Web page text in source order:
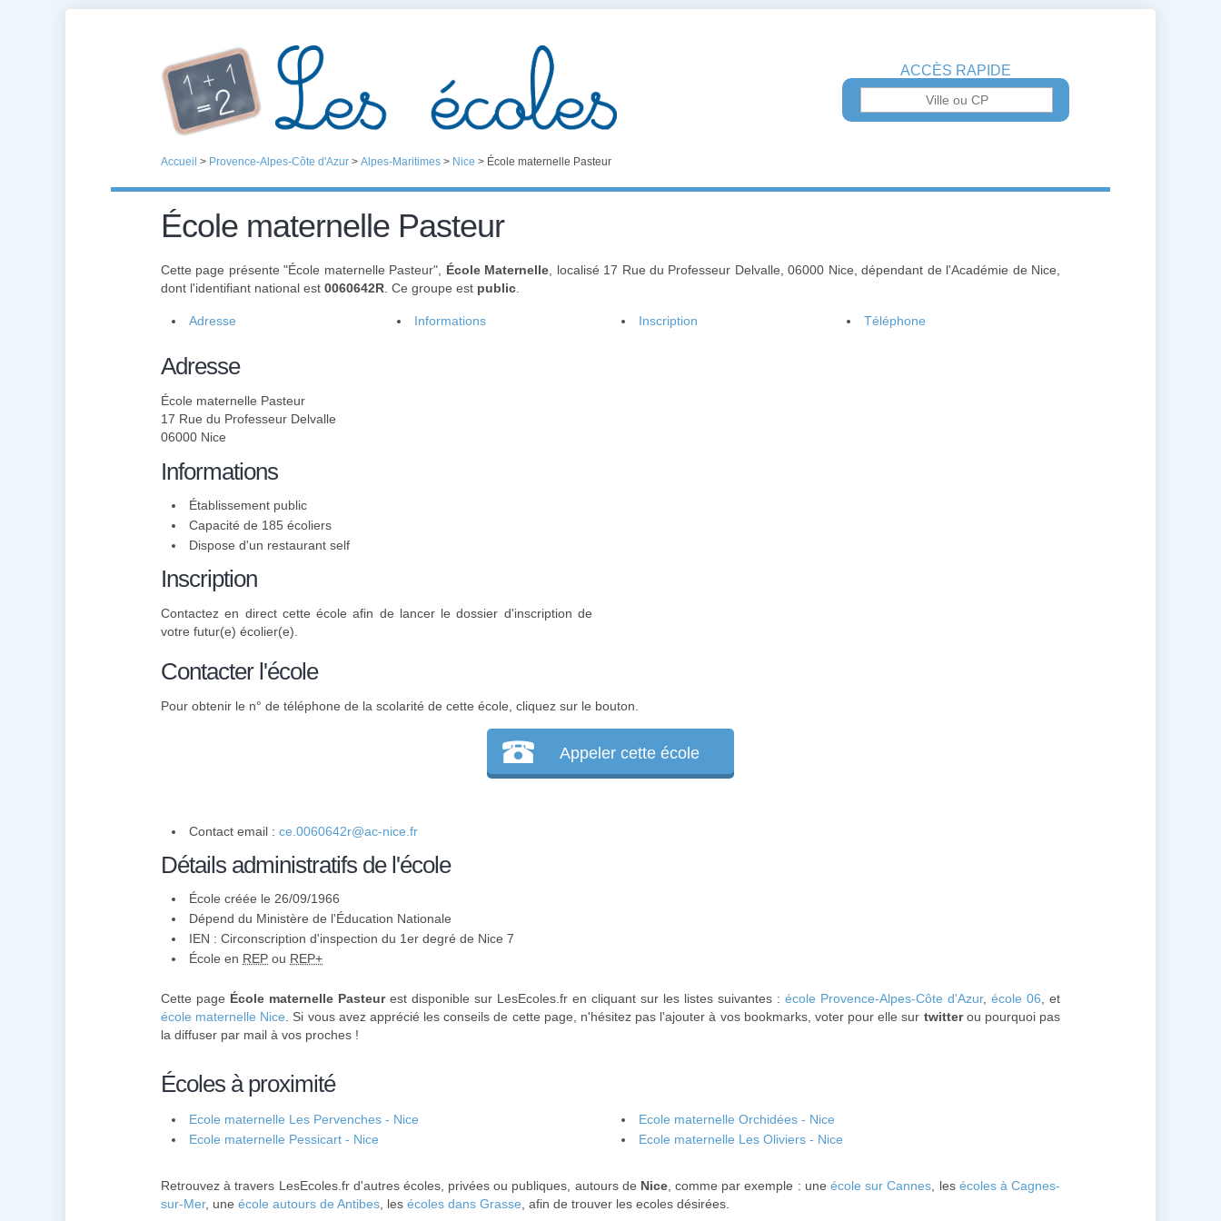
ACCÈS RAPIDE
Accueil > Provence-Alpes-Côte d'Azur > Alpes-Maritimes > Nice > École maternelle Pasteur
École maternelle Pasteur
Cette page présente "École maternelle Pasteur", École Maternelle , localisé 17 Rue du Professeur Delvalle, 06000 Nice, dépendant de l'Académie de Nice,
dont l'identifiant national est 0060642R . Ce groupe est public
Adresse Informations Inscription Téléphone
Adresse
École maternelle Pasteur
17 Rue du Professeur Delvalle
06000 Nice
Informations
Établissement public
Capacité de 185 écoliers
Dispose d'un restaurant self
Inscription
Contactez en direct cette école afin de lancer le dossier d'inscription de
votre futur(e) écolier(e).
Contacter l'école
Pour obtenir le n° de téléphone de la scolarité de cette école, cliquez sur le bouton.
Appeler cette école
Contact email : ce.0060642r@ac-nice.fr
Détails administratifs de l'école
École créée le 26/09/1966
Dépend du Ministère de l'Éducation Nationale
IEN : Circonscription d'inspection du 1er degré de Nice 7
École en REP ou REP+
Cette page École maternelle Pasteurest disponible sur LesEcoles.fr en cliquant sur les listes suivantes : école Provence-Alpes-Côte d'Azur, école 06 , et
école maternelle Nice . Si vous avez apprécié les conseils de cette page, n'hésitez pas l'ajouter à vos bookmarks, voter pour elle sur twitterou pourquoi pas
la diffuser par mail à vos proches !
Écoles à proximité
Ecole maternelle Les Pervenches - Nice
Ecole maternelle Orchidées - Nice
Ecole maternelle Pessicart - Nice
Ecole maternelle Les Oliviers - Nice
Retrouvez à travers LesEcoles.fr d'autres écoles, privées ou publiques, autours de Nice, comme par exemple : une école sur Cannes , les écoles à Cagnes-
sur-Mer, une école autours de Antibes , les écoles dans Grasse , afin de trouver les ecoles désirées.